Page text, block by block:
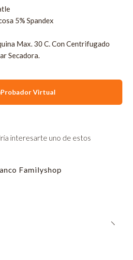
5% Spandex
Max. 30 C. Con Centrifugado
Secadora.
Probador Virtual
interesarte uno de estos
Familyshop